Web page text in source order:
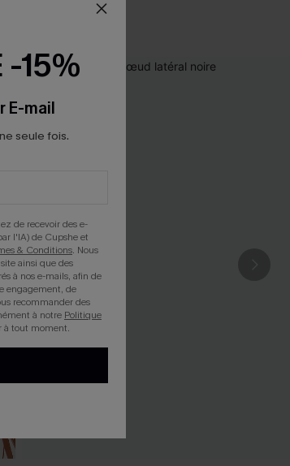
-15%
E-mail
seule fois.
de recevoir des e-
l'IA) de Cupshe et
& Conditions. Nous
ainsi que des
à nos e-mails, afin de
engagement, de
recommander des
à notre Politique
à tout moment.